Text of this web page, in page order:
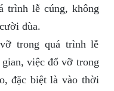
trình lễ cúng, không
đùa.
trong quá trình lễ
việc đổ vỡ trong
đặc biệt là vào thời